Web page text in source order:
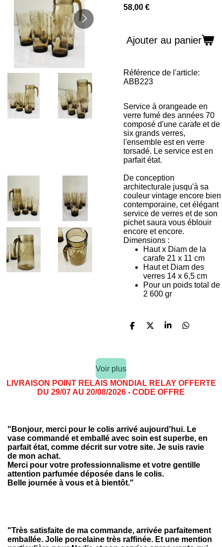
58,00 €
Ajouter au panier
Référence de l'article:
ABB223
Service à orangeade en
verre fumé des années 70
composé d'une carafe et de
six grands verres,
l'ensemble est en verre
torsadé. Le service est en
parfait état.
De conception
architecturale jusqu'à sa
couleur vintage encore bien
contemporaine, cet élégant
service de verres et de son
pichet saura vous éblouir
encore et encore.
Dimensions :
Haut x Diam de la
carafe 21 x 11 cm
Haut et Diam des
verres 14 x 6,5 cm
Pour un poids total de
2 600 gr
P
r
P
r
P
r
P
r
Voir plus
LIVRAISON POINT RELAIS MONDIAL RELAY OFFERTE
DU 29/07 AU 20/08/2026 - CODE OFFRE
" Bonjour, merci pour le colis arrivé aujourd'hui. Le
vase commandé et emballé avec soin est superbe, en
parfait état, comme décrit sur votre site. Je suis ravie
de mon achat.
Merci pour votre professionnalisme et votre gentille
attention parfumée déposée dans le colis.
Belle journée à vous et à bientôt."
"Très satisfaite de ma commande, arrivée parfaitement
emballée. Jolie porcelaine très raffinée. Et une mention